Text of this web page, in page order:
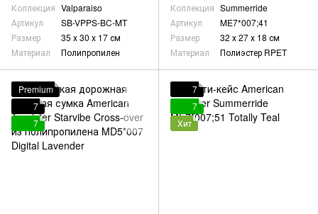
Коллекция Valparaiso
Артикул
SB-VPPS-BC-MT
Размер
35 х 30 х 17 см
Материал
Полипропилен
Коллекция Summerride
Артикул
ME7*007;41
Размер
32 х 27 х 18 см
Материал
Полиэстер RPET
Premium
7
7
7
7
Хит